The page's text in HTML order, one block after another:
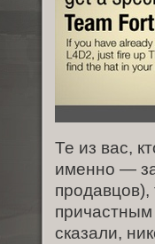
Те из вас,
именно —
причастным
сказали,